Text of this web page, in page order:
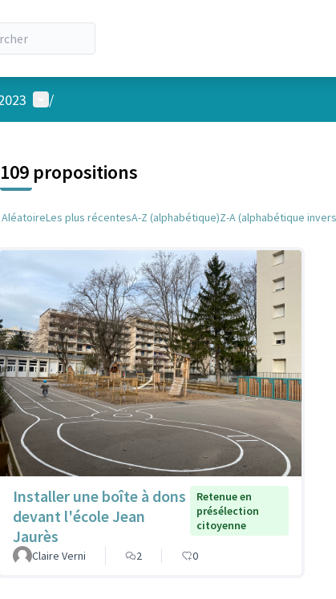
Menu utilisateur
/
109 propositions
AléatoireLes plus récentesA-Z (alphabétique)Z-A (alphabétique
Installer une boîte à dons
devant l'école Jean
Jaurès
Retenue en
présélection
citoyenne
Claire Verni 2 0